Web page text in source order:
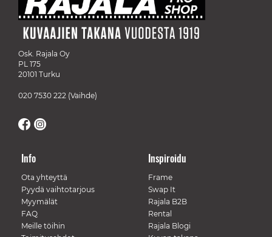
Osk. Rajala Oy
PL 175
20101 Turku
020 7530 222 (Vaihde)
Info
Ota yhteyttä
Pyydä vaihtotarjous
Myymälät
FAQ
Meille töihin
Inspiroidu
Frame
Swap It
Rajala B2B
Rental
Rajala Blogi